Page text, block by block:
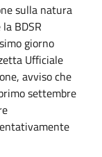
sulla natura
BDSR
giorno
Ufficiale
avviso che
settembre